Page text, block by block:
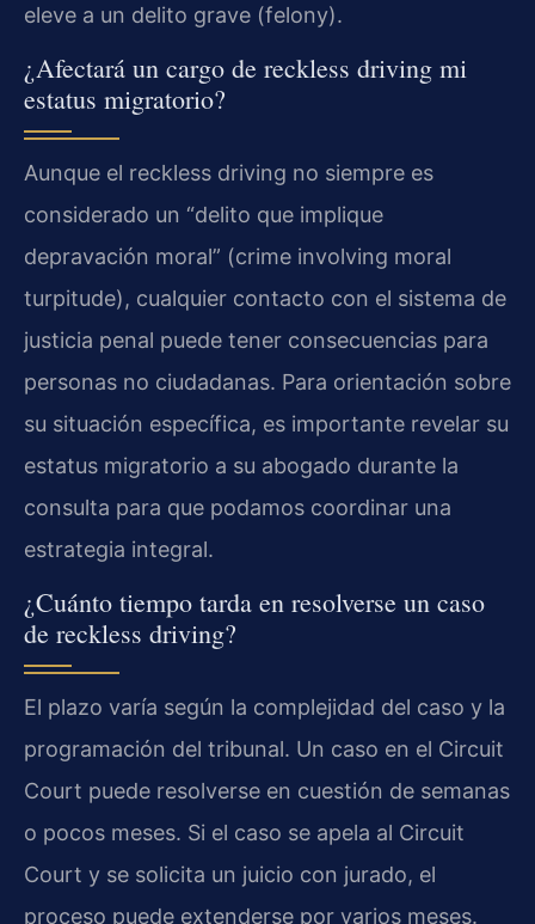
eleve a un delito grave (felony).
¿Afectará un cargo de reckless driving mi
estatus migratorio?
Aunque el reckless driving no siempre es
considerado un “delito que implique
depravación moral” (crime involving moral
turpitude), cualquier contacto con el sistema de
justicia penal puede tener consecuencias para
personas no ciudadanas. Para orientación sobre
su situación específica, es importante revelar su
estatus migratorio a su abogado durante la
consulta para que podamos coordinar una
estrategia integral.
¿Cuánto tiempo tarda en resolverse un caso
de reckless driving?
El plazo varía según la complejidad del caso y la
programación del tribunal. Un caso en el Circuit
Court puede resolverse en cuestión de semanas
o pocos meses. Si el caso se apela al Circuit
Court y se solicita un juicio con jurado, el
proceso puede extenderse por varios meses.